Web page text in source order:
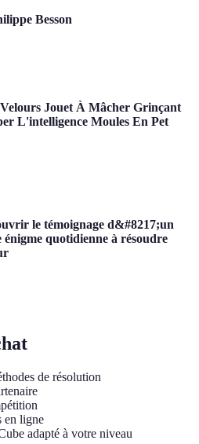
Besson
Jouet À Mâcher Grinçant
L'intelligence Moules En Pet
le témoignage d&#8217;un
quotidienne à résoudre
de résolution
en ligne
adapté à votre niveau